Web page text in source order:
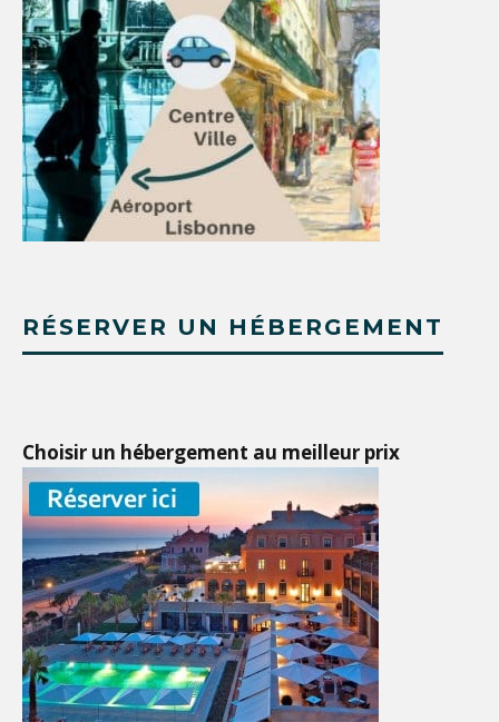
RÉSERVER UN HÉBERGEMENT
Choisir un hébergement au meilleur prix